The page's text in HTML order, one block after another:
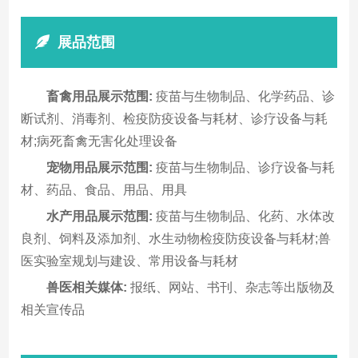
展品范围
畜禽用品展示范围: 疫苗与生物制品、化学药品、诊
断试剂、消毒剂、检疫防疫设备与耗材、诊疗设备与耗
材;病死畜禽无害化处理设备
宠物用品展示范围: 疫苗与生物制品、诊疗设备与耗
材、药品、食品、用品、用具
水产用品展示范围: 疫苗与生物制品、化药、水体改
良剂、饲料及添加剂、水生动物检疫防疫设备与耗材;兽
医实验室规划与建设、常用设备与耗材
兽医相关媒体: 报纸、网站、书刊、杂志等出版物及
相关宣传品